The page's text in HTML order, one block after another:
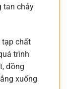
tan chảy
tạp chất
trình
đồng
xuống